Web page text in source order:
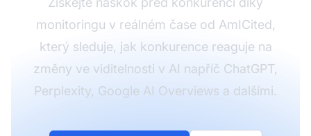
monitoringu v reálném čase od AmICited,
který sleduje, jak konkurence reaguje na
změny ve viditelnosti v AI napříč ChatGPT,
Perplexity, Google AI Overviews a dalšími.